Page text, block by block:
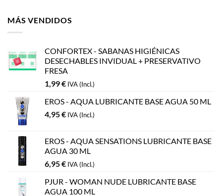
MÁS VENDIDOS
CONFORTEX - SABANAS HIGIÉNICAS
DESECHABLES INVIDUAL + PRESERVATIVO
FRESA
1,99€ IVA (Incl.)
EROS - AQUA LUBRICANTE BASE AGUA 50 ML
4,95€ IVA (Incl.)
EROS - AQUA SENSATIONS LUBRICANTE BASE
AGUA 30 ML
6,95€ IVA (Incl.)
PJUR - WOMAN NUDE LUBRICANTE BASE
AGUA 100 ML